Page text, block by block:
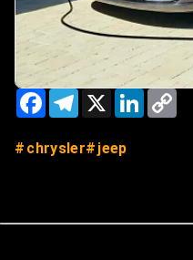
FacebookTelegram
X LinkedIn
chrysler jeep